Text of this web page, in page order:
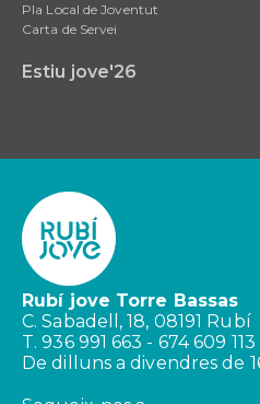
Pla Local de Joventut
Carta de Servei
Estiu jove'26
Rubí jove Torre Bassas
C. Sabadell, 18, 08191 Rubí
T. 936 991 663 - 674 609 113
De dilluns a divendres de